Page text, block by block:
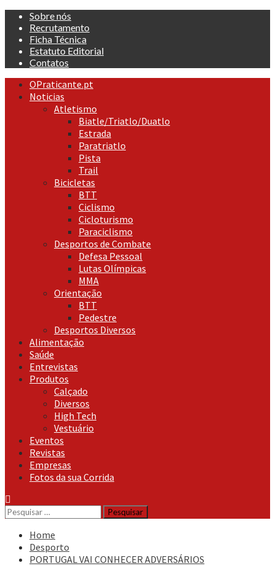
Skip
content
Sobre nós
Recrutamento
Ficha Técnica
Estatuto Editorial
Contatos
Primary
Menu
OPraticante.pt
Noticias
Atletismo
Biatle/Triatlo/Duatlo
Estrada
Paratriatlo
Pista
Trail
Bicicletas
BTT
Ciclismo
Cicloturismo
Paraciclismo
Desportos de Combate
Defesa Pessoal
Lutas Olímpicas
MMA
Orientação
BTT
Pedestre
Desportos Diversos
Alimentação
Saúde
Entrevistas
Produtos
Calçado
Diversos
High Tech
Vestuário
Eventos
Revistas
Empresas
Fotos da sua Corrida
Pesquisar
por:
Home
Desporto
PORTUGAL VAI CONHECER ADVERSÁRIOS